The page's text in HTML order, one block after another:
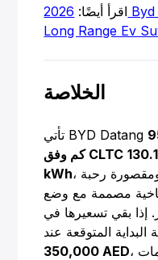
اقرأ أيضًا: 2026 Byd Atto 3 Evo Uaes Ultimate
Long Range Ev
الخلاصة
كم وفق CLTC
kWh، وشحن فائق السرعة، ومقصورة رحبة
مصممة مع وضع
إذا بقي تسعيرها في
المتوقعة عند
350,000 AED، فستشكل صداعًا حقيقيًا للعلامات